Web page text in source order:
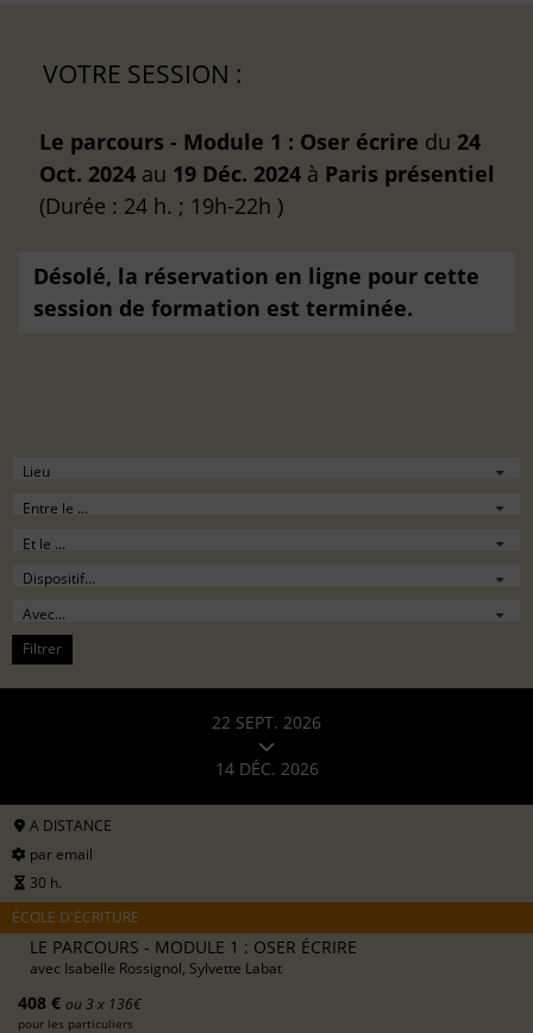
VOTRE SESSION :
Le parcours - Module 1 : Oser écrire du 24
Oct. 2024 au 19 Déc. 2024 à Paris présentiel
(Durée : 24 h. ; 19h-22h )
Désolé, la réservation en ligne pour cette
session de formation est terminée.
Filtrer
22 SEPT. 2026
14 DÉC. 2026
A DISTANCE
par email
30 h.
ÉCOLE D'ÉCRITURE
LE PARCOURS - MODULE 1 : OSER ÉCRIRE
avec Isabelle Rossignol, Sylvette Labat
408 € ou 3 x 136€
pour les particuliers